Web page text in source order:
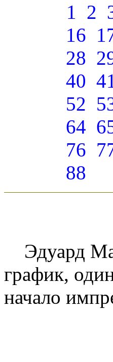
1 2
16
28
40
52
64
76
88
Эдуард
график,
начало